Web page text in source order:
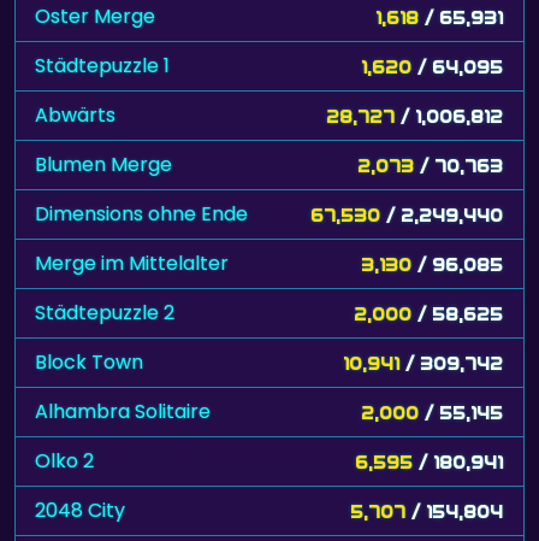
Oster Merge 1,618 / 65,931
Städtepuzzle 1 1,620 / 64,095
Abwärts 28,727 / 1,006,812
Blumen Merge 2,073 / 70,763
Dimensions ohne Ende 67,530 / 2,249,440
Merge im Mittelalter 3,130 / 96,085
Städtepuzzle 2 2,000 / 58,625
Block Town 10,941 / 309,742
Alhambra Solitaire 2,000 / 55,145
Olko 2 6,595 / 180,941
2048 City 5,707 / 154,804